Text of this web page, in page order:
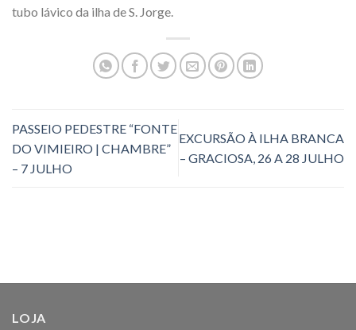
tubo lávico da ilha de S. Jorge.
PASSEIO PEDESTRE “FONTE
DO VIMIEIRO | CHAMBRE”
– 7 JULHO
EXCURSÃO À ILHA BRANCA
– GRACIOSA, 26 A 28 JULHO
LOJA